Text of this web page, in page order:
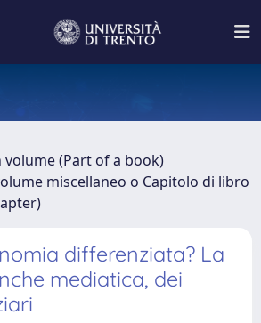
(Part of a book)
miscellaneo o Capitolo di libro
differenziata? La
mediatica, dei